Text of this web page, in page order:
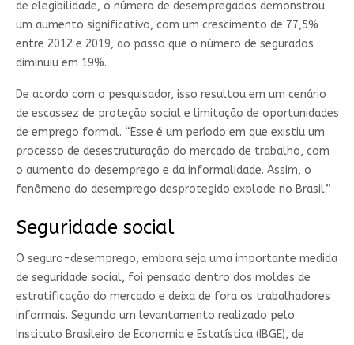
de elegibilidade, o número de desempregados demonstrou
um aumento significativo, com um crescimento de 77,5%
entre 2012 e 2019, ao passo que o número de segurados
diminuiu em 19%.
De acordo com o pesquisador, isso resultou em um cenário
de escassez de proteção social e limitação de oportunidades
de emprego formal. “Esse é um período em que existiu um
processo de desestruturação do mercado de trabalho, com
o aumento do desemprego e da informalidade. Assim, o
fenômeno do desemprego desprotegido explode no Brasil.”
Seguridade social
O seguro-desemprego, embora seja uma importante medida
de seguridade social, foi pensado dentro dos moldes de
estratificação do mercado e deixa de fora os trabalhadores
informais. Segundo um levantamento realizado pelo
Instituto Brasileiro de Economia e Estatística (IBGE), de